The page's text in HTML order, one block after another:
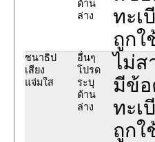
ด้าน
ล่าง
ทะเ
ถูกใ
ชนาธิป
เสียง
แจ่มใส
อื่นๆ
โปรด
ระบุ
ด้าน
ล่าง
ไม่ส
มีข้อ
ทะเ
ถูกใ